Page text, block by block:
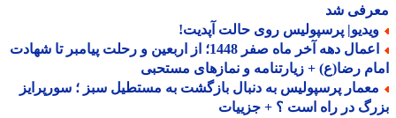
شد
پرسپولیس روی حالت آپدیت!
اعمال دهه آخر ماه صفر 1448؛ از اربعین و رحلت پیامبر تا شهادت
رضا(ع) + زیارتنامه و نمازهای مستحبی
پرسپولیس به دنبال بازگشت به مستطیل سبز ؛ سورپرایز
در راه است ؟ + جزییات